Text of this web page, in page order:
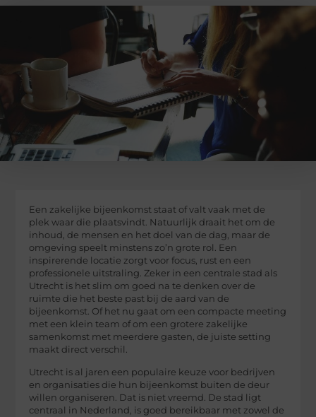
Een zakelijke bijeenkomst staat of valt vaak met de
plek waar die plaatsvindt. Natuurlijk draait het om de
inhoud, de mensen en het doel van de dag, maar de
omgeving speelt minstens zo’n grote rol. Een
inspirerende locatie zorgt voor focus, rust en een
professionele uitstraling. Zeker in een centrale stad als
Utrecht is het slim om goed na te denken over de
ruimte die het beste past bij de aard van de
bijeenkomst. Of het nu gaat om een compacte meeting
met een klein team of om een grotere zakelijke
samenkomst met meerdere gasten, de juiste setting
maakt direct verschil.
Utrecht is al jaren een populaire keuze voor bedrijven
en organisaties die hun bijeenkomst buiten de deur
willen organiseren. Dat is niet vreemd. De stad ligt
centraal in Nederland, is goed bereikbaar met zowel de